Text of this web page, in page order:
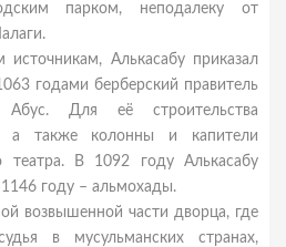
парком, неподалеку от
источникам, Алькасабу приказал
годами берберский правитель
Для её строительства
а также колонны и капители
театра. В 1092 году Алькасабу
году – альмохады.
возвышенной части дворца, где
в мусульманских странах,